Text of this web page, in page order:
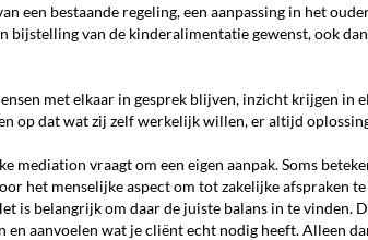
een bestaande regeling, een aanpassing in het
bijstelling van de kinderalimentatie gewenst, ook
met elkaar in gesprek blijven, inzicht krijgen in
op dat wat zij zelf werkelijk willen, er altijd
mediation vraagt om een eigen aanpak. Soms
het menselijke aspect om tot zakelijke afspraken
is belangrijk om daar de juiste balans in te vinden.
en aanvoelen wat je cliënt echt nodig heeft. Alleen